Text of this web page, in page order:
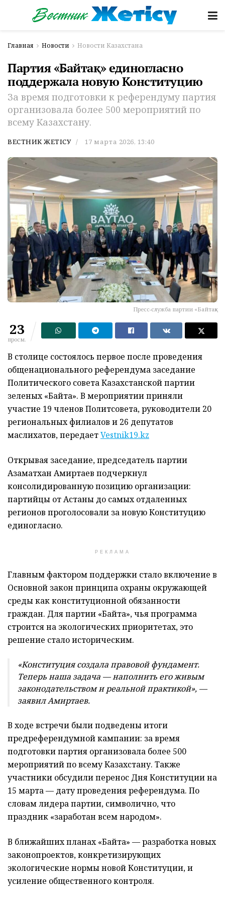
Главная Новости Новости Казахстана
Партия «Байтақ» единогласно
поддержала новую Конституцию
За время подготовки к референдуму партия
организовала более 500 мероприятий по
всему Казахстану.
ВЕСТНИК ЖЕТІСУ 17 марта 2026, 13:40
Пресс-служба партии «Байтақ»
23
просм.
В столице состоялось первое после проведения
общенационального референдума заседание
Политического совета Казахстанской партии
зеленых «Байтақ». В мероприятии приняли
участие 19 членов Политсовета, руководители 20
региональных филиалов и 26 депутатов
маслихатов, передаетVestnik19.kz
Открывая заседание, председатель партии
Азаматхан Амиртаев подчеркнул
консолидированную позицию организации:
партийцы от Астаны до самых отдаленных
регионов проголосовали за новую Конституцию
единогласно.
РЕКЛАМА
Главным фактором поддержки стало включение в
Основной закон принципа охраны окружающей
среды как конституционной обязанности
граждан. Для партии «Байтақ», чья программа
строится на экологических приоритетах, это
решение стало историческим.
«Конституция создала правовой фундамент.
Теперь наша задача — наполнить его живым
законодательством и реальной практикой», —
заявил Амиртаев.
В ходе встречи были подведены итоги
предреферендумной кампании: за время
подготовки партия организовала более 500
мероприятий по всему Казахстану. Также
участники обсудили перенос Дня Конституции на
15 марта — дату проведения референдума. По
словам лидера партии, символично, что
праздник «заработан всем народом».
В ближайших планах «Байтақ» — разработка новых
законопроектов, конкретизирующих
экологические нормы новой Конституции, и
усиление общественного контроля.